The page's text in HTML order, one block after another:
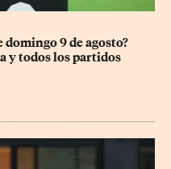
domingo 9 de agosto?
y todos los partidos